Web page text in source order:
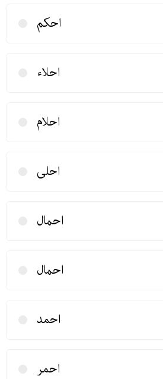
احكم
احلاء
احلام
احلی
احمال
احمال
احمد
احمر